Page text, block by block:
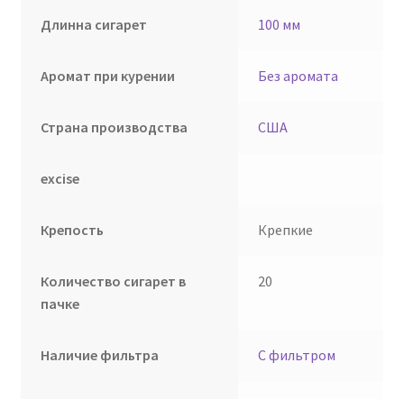
Длинна сигарет 100 мм
Аромат при курении Без аромата
Страна производства США
excise
Крепость Крепкие
Количество сигарет в
пачке
20
Наличие фильтра С фильтром